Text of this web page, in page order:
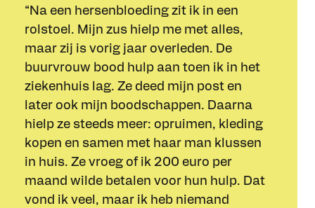
“Na een hersenbloeding zit ik in een
rolstoel. Mijn zus hielp me met alles,
maar zij is vorig jaar overleden. De
buurvrouw bood hulp aan toen ik in het
ziekenhuis lag. Ze deed mijn post en
later ook mijn boodschappen. Daarna
hielp ze steeds meer: opruimen, kleding
kopen en samen met haar man klussen
in huis. Ze vroeg of ik 200 euro per
maand wilde betalen voor hun hulp. Dat
vond ik veel, maar ik heb niemand